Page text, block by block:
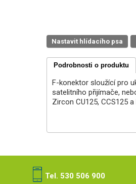
Nastavit hlídacího psa
Podrobnosti o produktu
F-konektor sloužící pro
satelitního přijímače,
Zircon CU125, CCS125 a
Tel. 530 506 900